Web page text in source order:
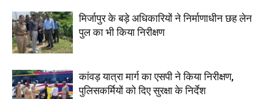
मिर्जापुर के बड़े अधिकारियों ने निर्माणाधीन छह लेन
पुल का भी किया निरीक्षण
कांवड़ यात्रा मार्ग का एसपी ने किया निरीक्षण,
पुलिसकर्मियों को दिए सुरक्षा के निर्देश